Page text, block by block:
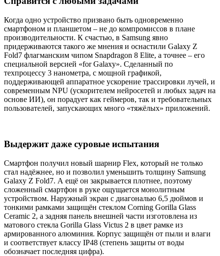
Когда одно устройство призвано быть одновременно
смартфоном и планшетом – не до компромиссов в плане
производительности. К счастью, в Samsung явно
придерживаются такого же мнения и оснастили Galaxy Z
Fold7 флагманским чипом Snapdragon 8 Elite, а точнее – его
специальной версией «for Galaxy». Сделанный по
техпроцессу 3 нанометра, с мощной графикой,
поддерживающей аппаратное ускорение трассировки лучей, и
современным NPU (ускорителем нейросетей и любых задач на
основе ИИ), он порадует как геймеров, так и требовательных
пользователей, запускающих много «тяжёлых» приложений.
Выдержит даже суровые испытания
Смартфон получил новый шарнир Flex, который не только
стал надёжнее, но и позволил уменьшить толщину Samsung
Galaxy Z Fold7. А ещё он закрывается плотнее, поэтому
сложенный смартфон в руке ощущается монолитным
устройством. Наружный экран с диагональю 6,5 дюймов и
тонкими рамками защищён стеклом Corning Gorilla Glass
Ceramic 2, а задняя панель внешней части изготовлена из
матового стекла Gorilla Glass Victus 2 в цвет рамке из
армированного алюминия. Корпус защищён от пыли и влаги
и соответствует классу IP48 (степень защиты от воды
обозначает последняя цифра).